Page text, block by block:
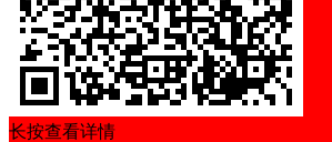
长按查看详情